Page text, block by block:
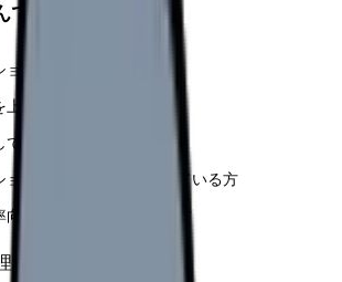
ほしい人
ンの管理者の方
げたい訪問看護師の方
いる運営スタッフの方
ョンの新規開設を予定している方
向上に課題を感じている方